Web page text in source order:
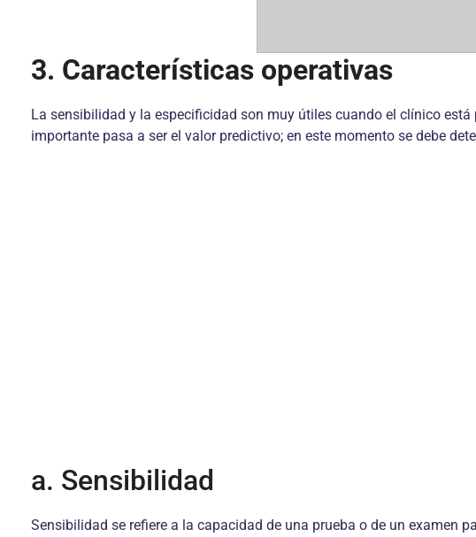
3. Características operativas
La sensibilidad y la especificidad son muy útiles cuando el clínico
importante pasa a ser el valor predictivo; en este momento se debe
a. Sensibilidad
Sensibilidad se refiere a la capacidad de una prueba o de un examen